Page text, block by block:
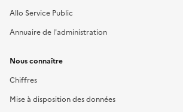
Allo Service Public
Annuaire de l'administration
Nous connaître
Chiffres
Mise à disposition des données